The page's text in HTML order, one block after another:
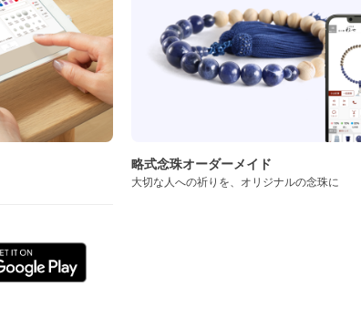
略式念珠オーダーメイド
大切な人への祈りを、オリジナルの念珠に